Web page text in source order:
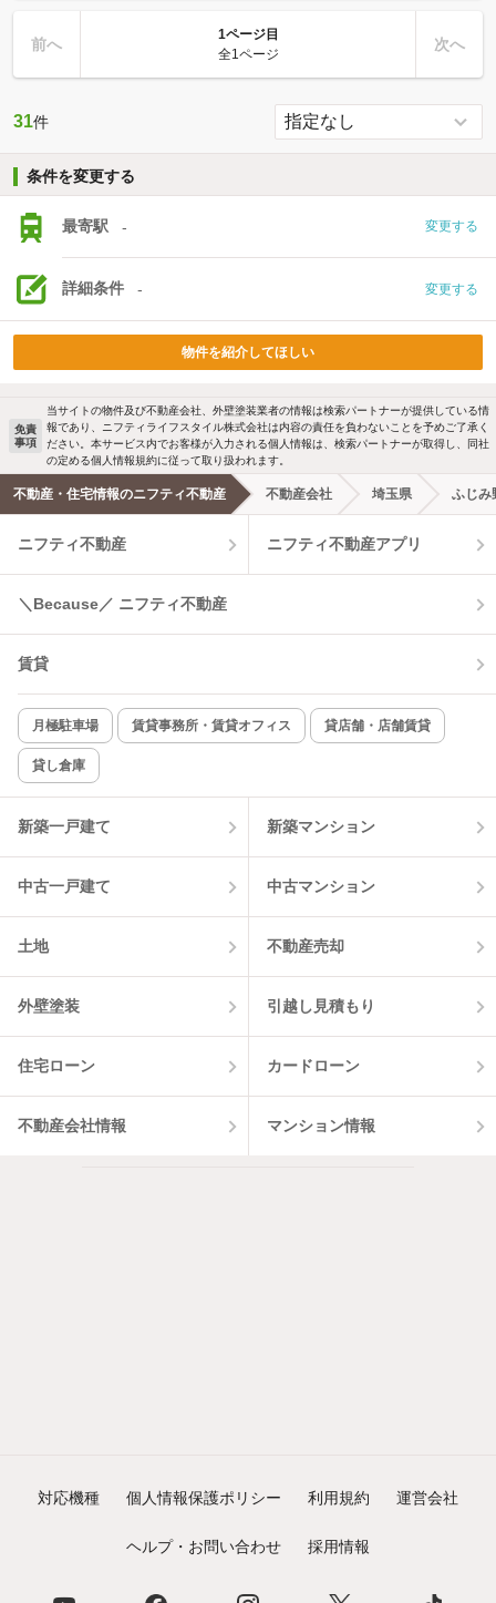
前へ
1ページ目
全1ページ
次へ
31件
条件を変更する
最寄駅 - 変更する
詳細条件 - 変更する
物件を紹介してほしい
免責
事項
当サイトの物件及び不動産会社、外壁塗装業者の情報は検索パートナーが提供している情
報であり、ニフティライフスタイル株式会社は内容の責任を負わないことを予めご了承く
ださい。本サービス内でお客様が入力される個人情報は、検索パートナーが取得し、同社
の定める個人情報規約に従って取り扱われます。
不動産・住宅情報のニフティ不動産 不動産会社 埼玉県 ふじみ
ニフティ不動産 ニフティ不動産アプリ
＼Because／ ニフティ不動産
賃貸
月極駐車場 賃貸事務所・賃貸オフィス 貸店舗・店舗賃貸
貸し倉庫
新築一戸建て 新築マンション
中古一戸建て 中古マンション
土地 不動産売却
外壁塗装 引越し見積もり
住宅ローン カードローン
不動産会社情報 マンション情報
対応機種 個人情報保護ポリシー 利用規約 運営会社
ヘルプ・お問い合わせ 採用情報